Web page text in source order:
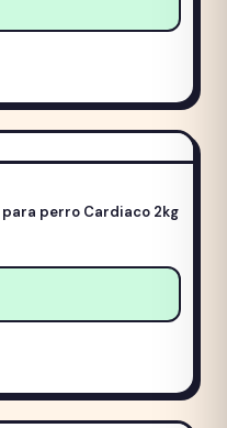
perro Cardiaco 2kg